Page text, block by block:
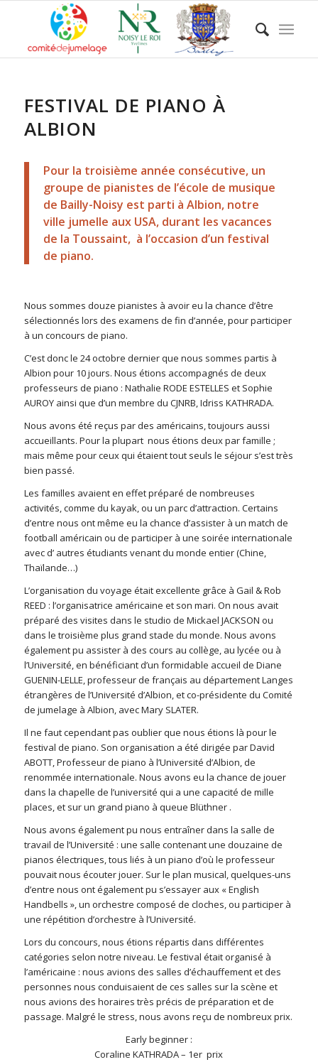
FESTIVAL DE PIANO À
ALBION
Pour la troisième année consécutive, un
groupe de pianistes de l’école de musique
de Bailly-Noisy est parti à Albion, notre
ville jumelle aux USA, durant les vacances
de la Toussaint, à l’occasion d’un festival
de piano.
Nous sommes douze pianistes à avoir eu la chance d’être
sélectionnés lors des examens de fin d’année, pour participer
à un concours de piano.
C’est donc le 24 octobre dernier que nous sommes partis à
Albion pour 10 jours. Nous étions accompagnés de deux
professeurs de piano : Nathalie RODE ESTELLES et Sophie
AUROY ainsi que d’un membre du CJNRB, Idriss KATHRADA.
Nous avons été reçus par des américains, toujours aussi
accueillants. Pour la plupart nous étions deux par famille ;
mais même pour ceux qui étaient tout seuls le séjour s’est très
bien passé.
Les familles avaient en effet préparé de nombreuses
activités, comme du kayak, ou un parc d’attraction. Certains
d’entre nous ont même eu la chance d’assister à un match de
football américain ou de participer à une soirée internationale
avec d’ autres étudiants venant du monde entier (Chine,
Thaïlande…)
L’organisation du voyage était excellente grâce à Gail & Rob
REED : l’organisatrice américaine et son mari. On nous avait
préparé des visites dans le studio de Mickael JACKSON ou
dans le troisième plus grand stade du monde. Nous avons
également pu assister à des cours au collège, au lycée ou à
l’Université, en bénéficiant d’un formidable accueil de Diane
GUENIN-LELLE, professeur de français au département Langes
étrangères de l’Université d’Albion, et co-présidente du Comité
de jumelage à Albion, avec Mary SLATER.
Il ne faut cependant pas oublier que nous étions là pour le
festival de piano. Son organisation a été dirigée par David
ABOTT, Professeur de piano à l’Université d’Albion, de
renommée internationale. Nous avons eu la chance de jouer
dans la chapelle de l’université qui a une capacité de mille
places, et sur un grand piano à queue Blüthner .
Nous avons également pu nous entraîner dans la salle de
travail de l’Université : une salle contenant une douzaine de
pianos électriques, tous liés à un piano d’où le professeur
pouvait nous écouter jouer. Sur le plan musical, quelques-uns
d’entre nous ont également pu s’essayer aux « English
Handbells », un orchestre composé de cloches, ou participer à
une répétition d’orchestre à l’Université.
Lors du concours, nous étions répartis dans différentes
catégories selon notre niveau. Le festival était organisé à
l’américaine : nous avions des salles d’échauffement et des
personnes nous conduisaient de ces salles sur la scène et
nous avions des horaires très précis de préparation et de
passage. Malgré le stress, nous avons reçu de nombreux prix.
Early beginner :
Coraline KATHRADA – 1er prix